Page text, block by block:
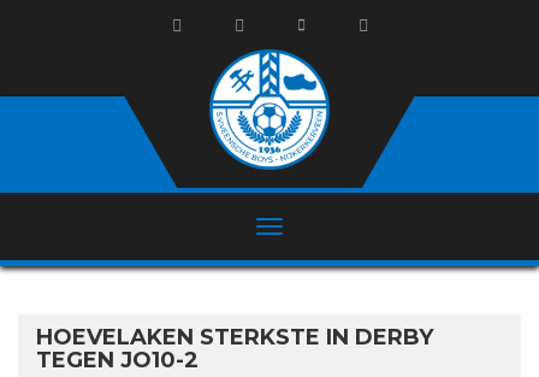
HOEVELAKEN STERKSTE IN DERBY
TEGEN JO10-2